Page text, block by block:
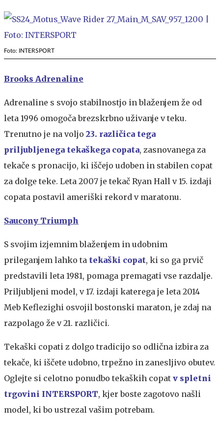
Foto: INTERSPORT
Brooks Adrenaline
Adrenaline s svojo stabilnostjo in blaženjem že od
leta 1996 omogoča brezskrbno uživanje v teku.
Trenutno je na voljo 23. različica tega
priljubljenega tekaškega copata, zasnovanega za
tekače s pronacijo, ki iščejo udoben in stabilen copat
za dolge teke. Leta 2007 je tekač Ryan Hall v 15. izdaji
copata postavil ameriški rekord v maratonu.
Saucony Triumph
S svojim izjemnim blaženjem in udobnim
prileganjem lahko ta tekaški copat, ki so ga prvič
predstavili leta 1981, pomaga premagati vse razdalje.
Priljubljeni model, v 17. izdaji katerega je leta 2014
Meb Keflezighi osvojil bostonski maraton, je zdaj na
razpolago že v 21. različici.
Tekaški copati z dolgo tradicijo so odlična izbira za
tekače, ki iščete udobno, trpežno in zanesljivo obutev.
Oglejte si celotno ponudbo tekaških copat v spletni
trgovini INTERSPORT, kjer boste zagotovo našli
model, ki bo ustrezal vašim potrebam.